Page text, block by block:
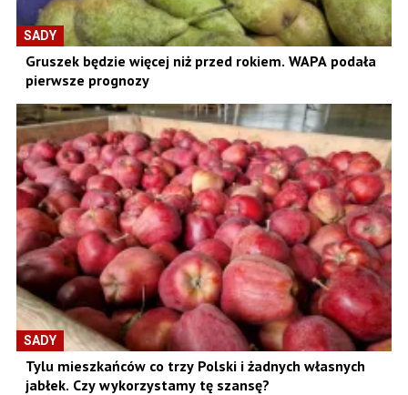
SADY
Gruszek będzie więcej niż przed rokiem. WAPA podała
pierwsze prognozy
SADY
Tylu mieszkańców co trzy Polski i żadnych własnych
jabłek. Czy wykorzystamy tę szansę?